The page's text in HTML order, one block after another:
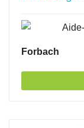
Forbach